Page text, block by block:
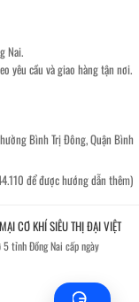
Nai.
yêu cầu và giao hàng tận nơi.
Bình Trị Đông, Quận Bình
để được hướng dẫn thêm)
CƠ KHÍ SIÊU THỊ ĐẠI VIỆT
5 tỉnh Đồng Nai cấp ngày